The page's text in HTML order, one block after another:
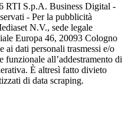
RTI S.p.A. Business Digital -
- Per la pubblicità
N.V., sede legale
Europa 46, 20093 Cologno
ai dati personali trasmessi e/o
all’addestramento di
È altresì fatto divieto
di data scraping.